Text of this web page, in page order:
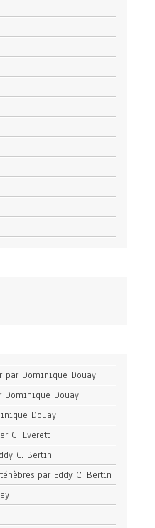
Dominique Douay
Dominique Douay
Douay
G. Everett
C. Bertin
par Eddy C. Bertin